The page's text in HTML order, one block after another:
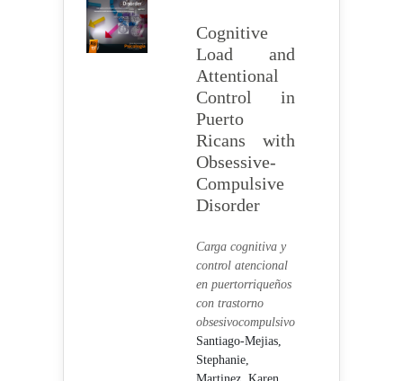
Cognitive
Load and
Attentional
Control in
Puerto
Ricans with
Obsessive-
Compulsive
Disorder
Carga cognitiva y
control atencional
en puertorriqueños
con trastorno
obsesivocompulsivo
Santiago-Mejias,
Stephanie,